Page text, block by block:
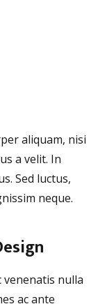
aliquam, nisi
a velit. In
Sed luctus,
neque.
venenatis nulla
ac ante